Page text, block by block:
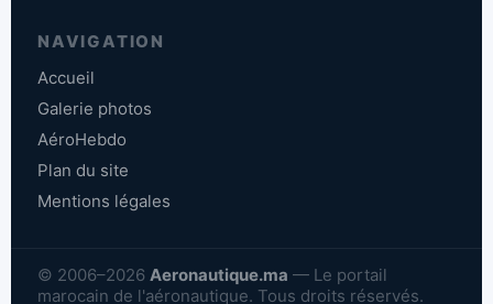
NAVIGATION
Accueil
Galerie photos
AéroHebdo
Plan du site
Mentions légales
© 2006–2026 Aeronautique.ma — Le portail
marocain de l'aéronautique. Tous droits réservés.